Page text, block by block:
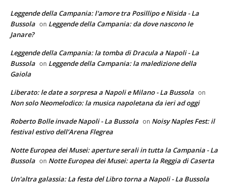
Leggende della Campania: l'amore tra Posillipo e Nisida - La
Bussola on Leggende della Campania: da dove nascono le
Janare?
Leggende della Campania: la tomba di Dracula a Napoli - La
Bussola on Leggende della Campania: la maledizione della
Gaiola
Liberato: le date a sorpresa a Napoli e Milano - La Bussola on
Non solo Neomelodico: la musica napoletana da ieri ad oggi
Roberto Bolle invade Napoli - La Bussola on Noisy Naples Fest: il
festival estivo dell’Arena Flegrea
Notte Europea dei Musei: aperture serali in tutta la Campania - La
Bussola on Notte Europea dei Musei: aperta la Reggia di Caserta
Un'altra galassia: La festa del Libro torna a Napoli - La Bussola